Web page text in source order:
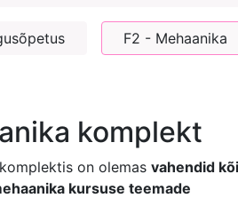
F2 - Mehaanika
komplekt
on olemas vahendid
kursuse teemade